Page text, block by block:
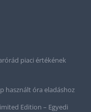
piaci értékének
használt óra eladáshoz
Edition – Egyedi